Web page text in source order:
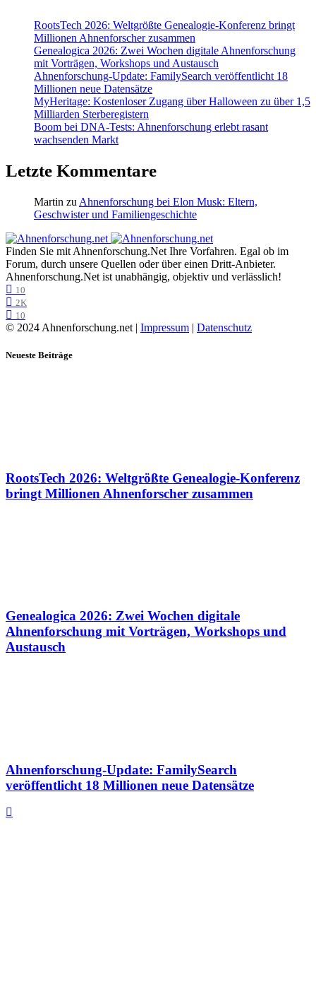
RootsTech 2026: Weltgrößte Genealogie-Konferenz bringt
Millionen Ahnenforscher zusammen
Genealogica 2026: Zwei Wochen digitale Ahnenforschung
mit Vorträgen, Workshops und Austausch
Ahnenforschung-Update: FamilySearch veröffentlicht 18
Millionen neue Datensätze
MyHeritage: Kostenloser Zugang über Halloween zu über 1,5
Milliarden Sterberegistern
Boom bei DNA-Tests: Ahnenforschung erlebt rasant
wachsenden Markt
Letzte Kommentare
Martin zu Ahnenforschung bei Elon Musk: Eltern,
Geschwister und Familiengeschichte
Finden Sie mit Ahnenforschung.Net Ihre Vorfahren. Egal ob im
Forum, durch unsere Quellen oder über einen Dritt-Anbieter.
Ahnenforschung.Net ist unabhängig, objektiv und verlässlich!
10
2K
10
© 2024 Ahnenforschung.net | Impressum | Datenschutz
Neueste Beiträge
RootsTech 2026: Weltgrößte Genealogie-Konferenz
bringt Millionen Ahnenforscher zusammen
Genealogica 2026: Zwei Wochen digitale
Ahnenforschung mit Vorträgen, Workshops und
Austausch
Ahnenforschung-Update: FamilySearch
veröffentlicht 18 Millionen neue Datensätze